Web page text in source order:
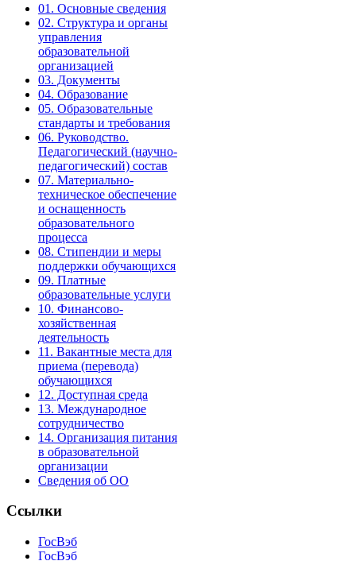
01. Основные сведения
02. Структура и органы
управления
образовательной
организацией
03. Документы
04. Образование
05. Образовательные
стандарты и требования
06. Руководство.
Педагогический (научно-
педагогический) состав
07. Материально-
техническое обеспечение
и оснащенность
образовательного
процесса
08. Стипендии и меры
поддержки обучающихся
09. Платные
образовательные услуги
10. Финансово-
хозяйственная
деятельность
11. Вакантные места для
приема (перевода)
обучающихся
12. Доступная среда
13. Международное
сотрудничество
14. Организация питания
в образовательной
организации
Сведения об ОО
Ссылки
ГосВэб
ГосВэб